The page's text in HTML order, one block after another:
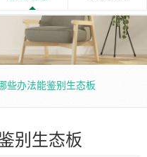
些办法能鉴别生态板
别生态板